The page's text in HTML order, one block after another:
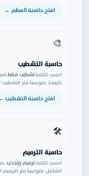
افتح حاسبة العظم ←
🎨
حاسبة التشطيب
احسب تكلفةتشطيب فقط
تكييف). متوسط متر التشطيب
افتح حاسبة التشطيب ←
🛠️
حاسبة الترميم
احسب تكلفةترميم وتجديد
الشامل. متوسط متر الترميم